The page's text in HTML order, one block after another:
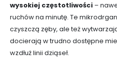
wysokiej częstotliwości –
ruchów na minutę. Te
czyszczą zęby, ale też
docierają w trudno dostępne
wzdłuż linii dziąseł.